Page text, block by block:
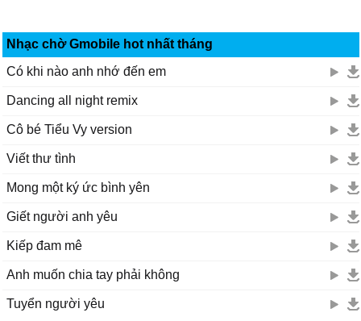
Nhạc chờ Gmobile hot nhất tháng
Có khi nào anh nhớ đến em
Dancing all night remix
Cô bé Tiểu Vy version
Viết thư tình
Mong một ký ức bình yên
Giết người anh yêu
Kiếp đam mê
Anh muốn chia tay phải không
Tuyển người yêu